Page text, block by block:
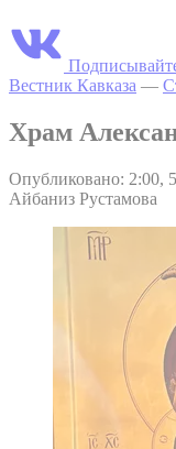
Вестник Кавказа —
Храм
Опубликовано: 2:00,
Айбаниз Рустамова